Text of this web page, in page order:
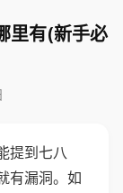
里有(新手必
提到七八
有漏洞。如